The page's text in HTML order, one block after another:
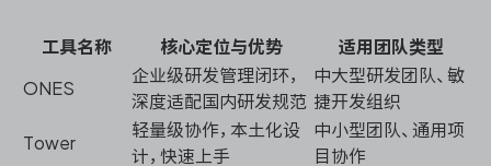
工具名称 核心定位与优势 适用团队类型
ONES
企业级研发管理闭环，
深度适配国内研发规范
中大型研发团队、敏
捷开发组织
Tower
轻量级协作，本土化设
计，快速上手
中小型团队、通用项
目协作